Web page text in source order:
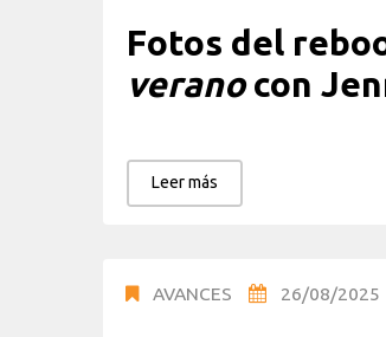
Fotos del
veranocon
Leer más
AVANCES 26/08/2025